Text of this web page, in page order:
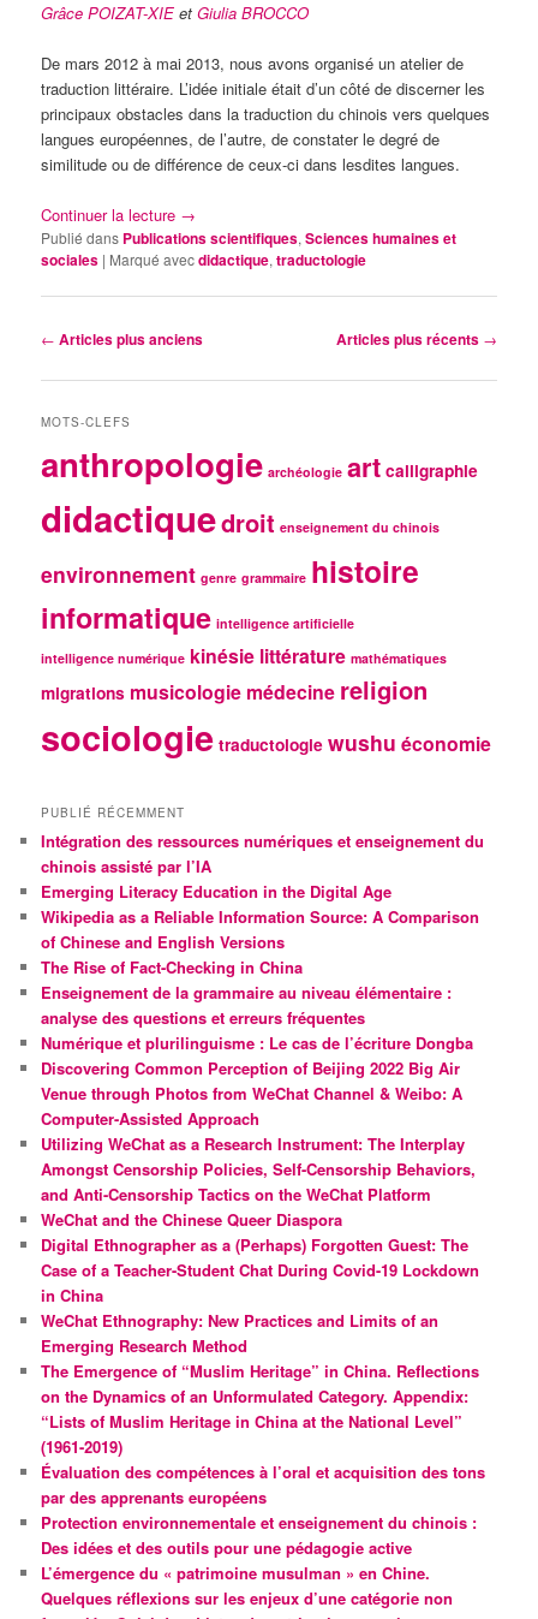
Grâce POIZAT-XIE etGiulia BROCCO
De mars 2012 à mai 2013, nous avons organisé un atelier de
traduction littéraire. L’idée initiale était d’un côté de discerner les
principaux obstacles dans la traduction du chinois vers quelques
langues européennes, de l’autre, de constater le degré de
similitude ou de différence de ceux-ci dans lesdites langues.
Continuer la lecture →
Publié dans Publications scientifiques,Sciences humaines et
sociales | Marqué avecdidactique,traductologie
Navigation
articles
← Articles plus anciens Articles plus récents →
MOTS-CLEFS
anthropologie archéologie art calligraphie
didactiquedroit enseignement du chinois
environnement genre grammaire histoire
informatique intelligence artificielle
intelligence numérique kinésie littérature mathématiques
migrations musicologie médecine religion
sociologie traductologie wushu économie
PUBLIÉ RÉCEMMENT
Intégration des ressources numériques et enseignement du
chinois assisté par l’IA
Emerging Literacy Education in the Digital Age
Wikipedia as a Reliable Information Source: A Comparison
of Chinese and English Versions
The Rise of Fact-Checking in China
Enseignement de la grammaire au niveau élémentaire :
analyse des questions et erreurs fréquentes
Numérique et plurilinguisme : Le cas de l’écriture Dongba
Discovering Common Perception of Beijing 2022 Big Air
Venue through Photos from WeChat Channel & Weibo: A
Computer-Assisted Approach
Utilizing WeChat as a Research Instrument: The Interplay
Amongst Censorship Policies, Self-Censorship Behaviors,
and Anti-Censorship Tactics on the WeChat Platform
WeChat and the Chinese Queer Diaspora
Digital Ethnographer as a (Perhaps) Forgotten Guest: The
Case of a Teacher-Student Chat During Covid-19 Lockdown
in China
WeChat Ethnography: New Practices and Limits of an
Emerging Research Method
The Emergence of “Muslim Heritage” in China. Reflections
on the Dynamics of an Unformulated Category. Appendix:
“Lists of Muslim Heritage in China at the National Level”
(1961-2019)
Évaluation des compétences à l’oral et acquisition des tons
par des apprenants européens
Protection environnementale et enseignement du chinois :
Des idées et des outils pour une pédagogie active
L’émergence du « patrimoine musulman » en Chine.
Quelques réflexions sur les enjeux d’une catégorie non